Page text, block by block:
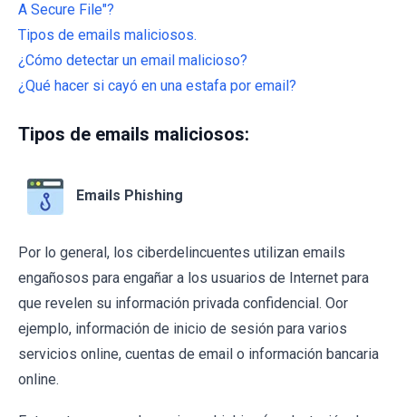
A Secure File"?
Tipos de emails maliciosos.
¿Cómo detectar un email malicioso?
¿Qué hacer si cayó en una estafa por email?
Tipos de emails maliciosos:
Emails Phishing
Por lo general, los ciberdelincuentes utilizan emails
engañosos para engañar a los usuarios de Internet para
que revelen su información privada confidencial. Oor
ejemplo, información de inicio de sesión para varios
servicios online, cuentas de email o información bancaria
online.